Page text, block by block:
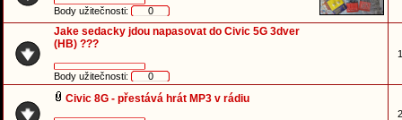
Body užitečnosti: 0
Jake sedacky jdou napasovat do Civic 5G 3dver
(HB) ???
Body užitečnosti: 0
Civic 8G - přestává hrát MP3 v rádiu